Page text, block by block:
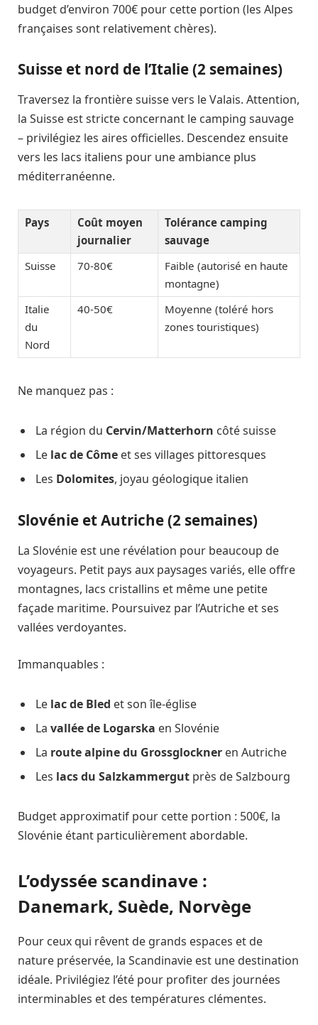
budget d’environ 700€ pour cette portion (les Alpes
françaises sont relativement chères).
Suisse et nord de l’Italie (2 semaines)
Traversez la frontière suisse vers le Valais. Attention,
la Suisse est stricte concernant le camping sauvage
– privilégiez les aires officielles. Descendez ensuite
vers les lacs italiens pour une ambiance plus
méditerranéenne.
Pays
Coût moyen
journalier
Tolérance camping
sauvage
Suisse
70-80€
Faible (autorisé en haute
montagne)
Italie
du
Nord
40-50€
Moyenne (toléré hors
zones touristiques)
Ne manquez pas :
La région du Cervin/Matterhorn côté suisse
Le lac de Côme et ses villages pittoresques
Les Dolomites, joyau géologique italien
Slovénie et Autriche (2 semaines)
La Slovénie est une révélation pour beaucoup de
voyageurs. Petit pays aux paysages variés, elle offre
montagnes, lacs cristallins et même une petite
façade maritime. Poursuivez par l’Autriche et ses
vallées verdoyantes.
Immanquables :
Le lac de Bled et son île-église
La vallée de Logarska en Slovénie
La route alpine du Grossglockner en Autriche
Les lacs du Salzkammergut près de Salzbourg
Budget approximatif pour cette portion : 500€, la
Slovénie étant particulièrement abordable.
L’odyssée scandinave :
Danemark, Suède, Norvège
Pour ceux qui rêvent de grands espaces et de
nature préservée, la Scandinavie est une destination
idéale. Privilégiez l’été pour profiter des journées
interminables et des températures clémentes.